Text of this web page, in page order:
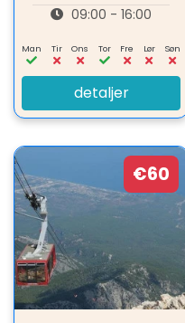
09:00 - 16:00
Man Tir Ons Tor Fre Lør Søn
detaljer
€60